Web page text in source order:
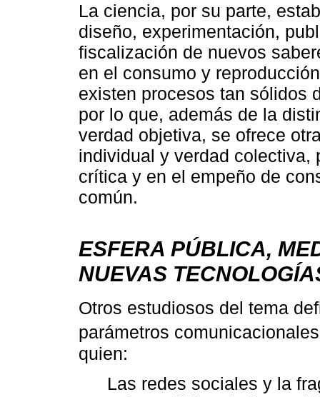
La ciencia, por su parte,
diseño, experimentación,
fiscalización de nuevos
en el consumo y
existen procesos tan sólidos
por lo que, además de la
verdad objetiva, se ofrece
individual y verdad colectiva,
crítica y en el empeño de
común.
ESFERA PÚBLICA,
NUEVAS
Otros estudiosos del tema
parámetros
quien:
Las redes sociales y la